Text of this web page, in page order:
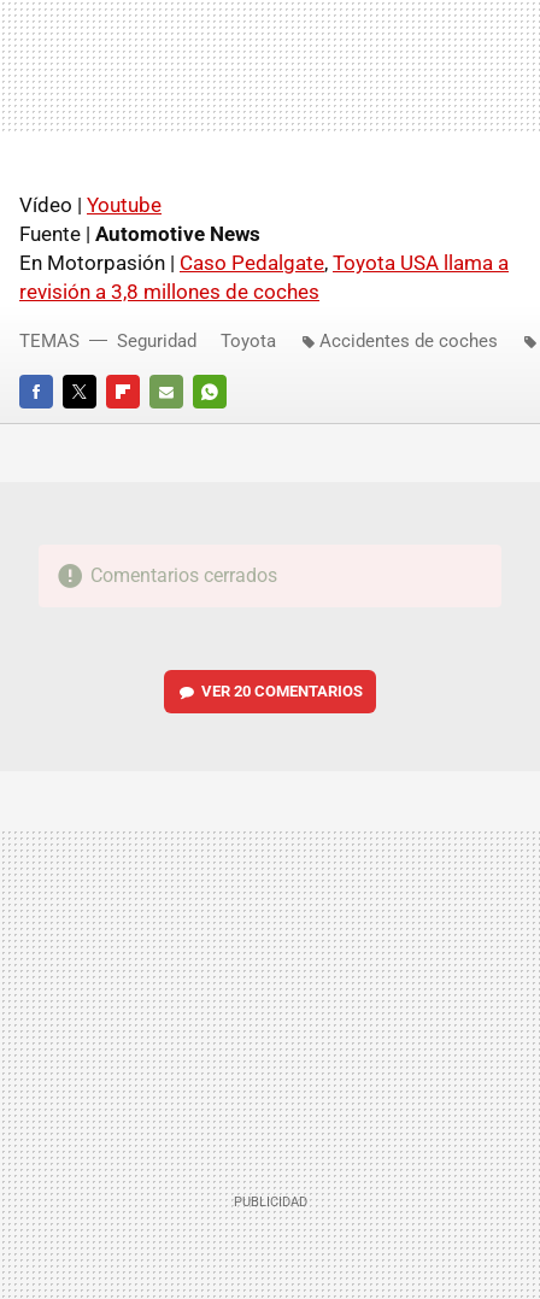
Vídeo | Youtube
Fuente | Automotive News
En Motorpasión | Caso Pedalgate, Toyota USA llama a
revisión a 3,8 millones de coches
FACEBOOKTWITTERFLIPBOARD
E-
WHATSAPP
TEMAS Seguridad Toyota Accidentes de coches
Comentarios cerrados
VER 20 COMENTARIOS